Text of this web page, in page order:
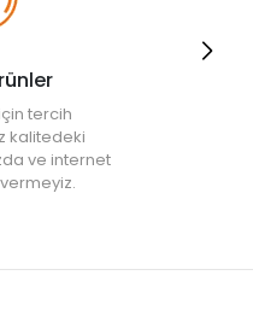
tercih
kalitedeki
ve internet